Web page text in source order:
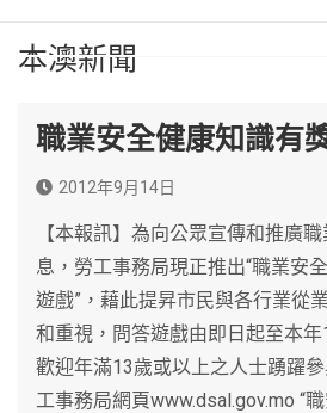
本澳新聞
職業安全健康知識有
2012年9月14日
【本報訊】為向公眾宣傳和推廣
息，勞工事務局現正推出“職業安
遊戲”，藉此提昇市民與各行業從
和重視，問答遊戲由即日起至本年
歡迎年滿13歲或以上之人士踴躍
工事務局網頁www.dsal.gov.mo “